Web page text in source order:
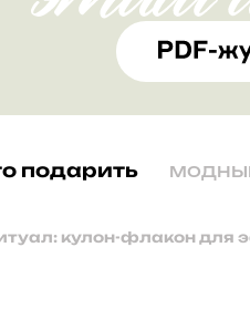
подарить
кулон-флакон для